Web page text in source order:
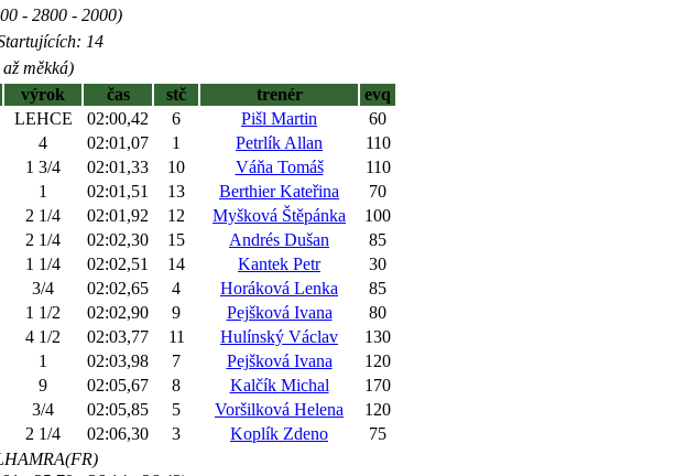
- 2800 - 2000)
14
měkká)
výrok čas stč trenér
evq
LEHCE 02:00,42 6 Pišl Martin
60
4 02:01,07 1 Petrlík Allan
110
1 3/4 02:01,33 10 Váňa Tomáš
110
1 02:01,51 13 Berthier Kateřina
70
2 1/4 02:01,92 12 Myšková Štěpánka
100
2 1/4 02:02,30 15 Andrés Dušan
85
1 1/4 02:02,51 14 Kantek Petr
30
3/4 02:02,65 4 Horáková Lenka
85
1 1/2 02:02,90 9 Pejšková Ivana
80
4 1/2 02:03,77 11 Hulínský Václav
130
1 02:03,98 7 Pejšková Ivana
120
9 02:05,67 8 Kalčík Michal
170
3/4 02:05,85 5 Voršilková Helena
120
2 1/4 02:06,30 3 Koplík Zdeno
75